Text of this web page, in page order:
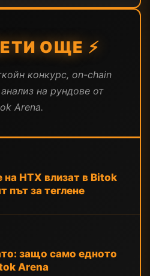
ОЩЕ ⚡
конкурс, on-chain
на рундове от
Arena.
на HTX влизат в Bitok
път за теглене
защо само едното
Arena